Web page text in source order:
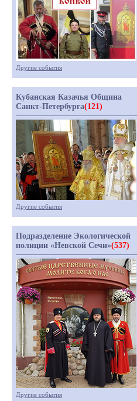
Другие события
Кубанская Казачья Община
Санкт-Петербурга(121)
Другие события
Подразделение Экологической
полиции «Невской Сечи»(537)
Другие события